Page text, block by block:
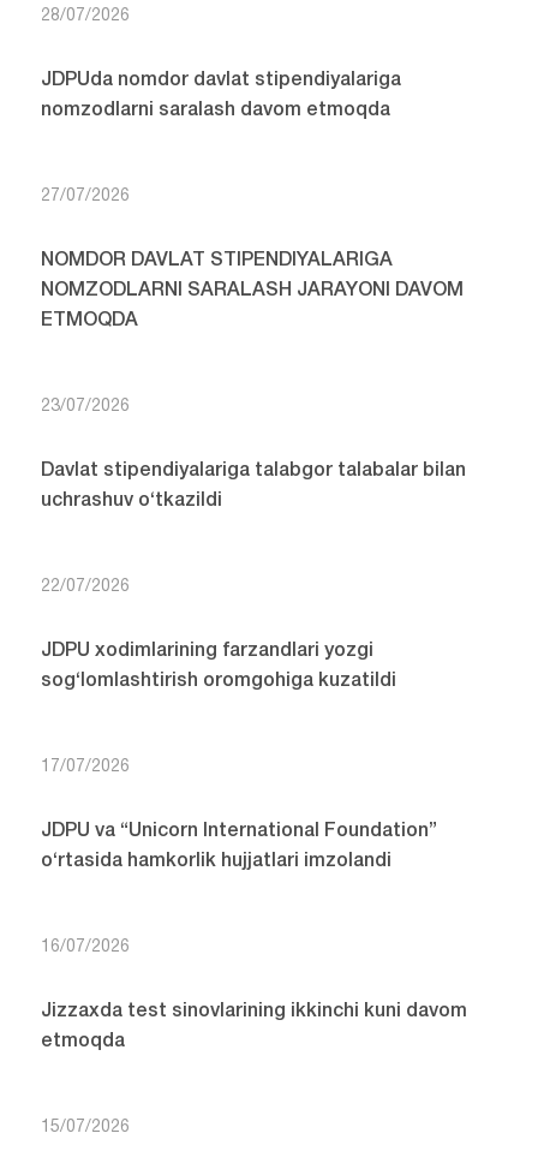
28/07/2026
JDPUda nomdor davlat stipendiyalariga
nomzodlarni saralash davom etmoqda
27/07/2026
NOMDOR DAVLAT STIPENDIYALARIGA
NOMZODLARNI SARALASH JARAYONI DAVOM
ETMOQDA
23/07/2026
Davlat stipendiyalariga talabgor talabalar bilan
uchrashuv o‘tkazildi
22/07/2026
JDPU xodimlarining farzandlari yozgi
sog‘lomlashtirish oromgohiga kuzatildi
17/07/2026
JDPU va “Unicorn International Foundation”
o‘rtasida hamkorlik hujjatlari imzolandi
16/07/2026
Jizzaxda test sinovlarining ikkinchi kuni davom
etmoqda
15/07/2026